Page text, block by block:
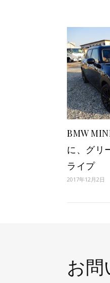
BMW
に、グリ
ライプ
2017年12月2日
お